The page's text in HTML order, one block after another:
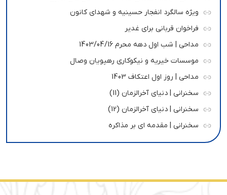
ویژه سالگرد انفجار حسینیه و شهدای کانون
فراخوان قربانی برای غدیر
مداحی | شب اول دهه محرم 1403/04/16
موسسات خیریه و نیکوکاری رهپویان وصال
مداحی | روز اول اعتکاف 1403
سخنرانی | دنیای آخرالزمان (11)
سخنرانی | دنیای آخرالزمان (12)
سخنرانی | مقدمه ای بر مذاکره